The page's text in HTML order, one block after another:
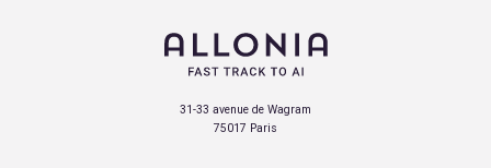
31-33 avenue de Wagram
75017 Paris